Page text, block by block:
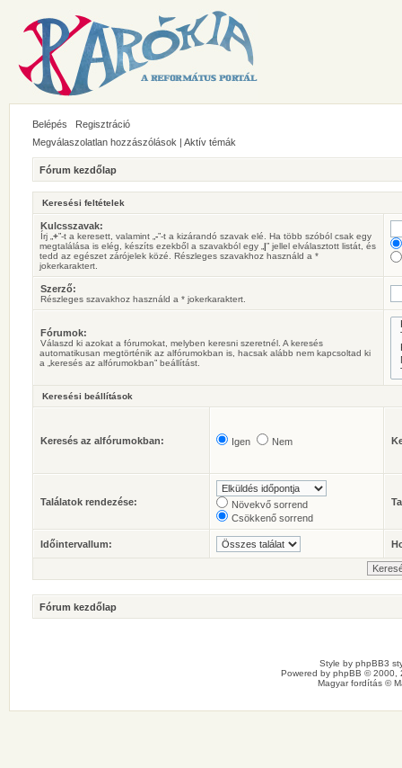
Belépés
Regisztráció
Megválaszolatlan hozzászólások | Aktív témák
Fórum kezdőlap
Keresési feltételek
Kulcsszavak:
Írj „ +”-t a keresett, valamint „ -”-t a kizárandó szavak elé. Ha több szóból csak egy
megtalálása is elég, készíts ezekből a szavakból egy „ |” jellel elválasztott listát, és
tedd az egészet zárójelek közé. Részleges szavakhoz használd a *
jokerkaraktert.
Szerző:
Részleges szavakhoz használd a * jokerkaraktert.
Fórumok:
Válaszd ki azokat a fórumokat, melyben keresni szeretnél. A keresés
automatikusan megtörténik az alfórumokban is, hacsak alább nem kapcsoltad ki
a „keresés az alfórumokban” beállítást.
Keresési beállítások
Keresés az alfórumokban: Igen Nem
Találatok rendezése:
Növekvő sorrend
Csökkenő sorrend
Időintervallum:
Fórum kezdőlap
Style by phpBB3
Powered by phpBB © 2000,
Magyar fordítás ©